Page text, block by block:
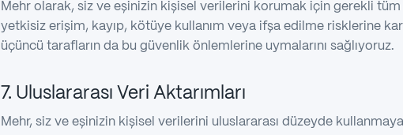
Mehr olarak, siz ve eşinizin kişisel verilerini korumak için gerekli
yetkisiz erişim, kayıp, kötüye kullanım veya ifşa edilme risklerine
üçüncü tarafların da bu güvenlik önlemlerine uymalarını sağlıyoruz.
7. Uluslararası Veri Aktarımları
Mehr, siz ve eşinizin kişisel verilerini uluslararası düzeyde